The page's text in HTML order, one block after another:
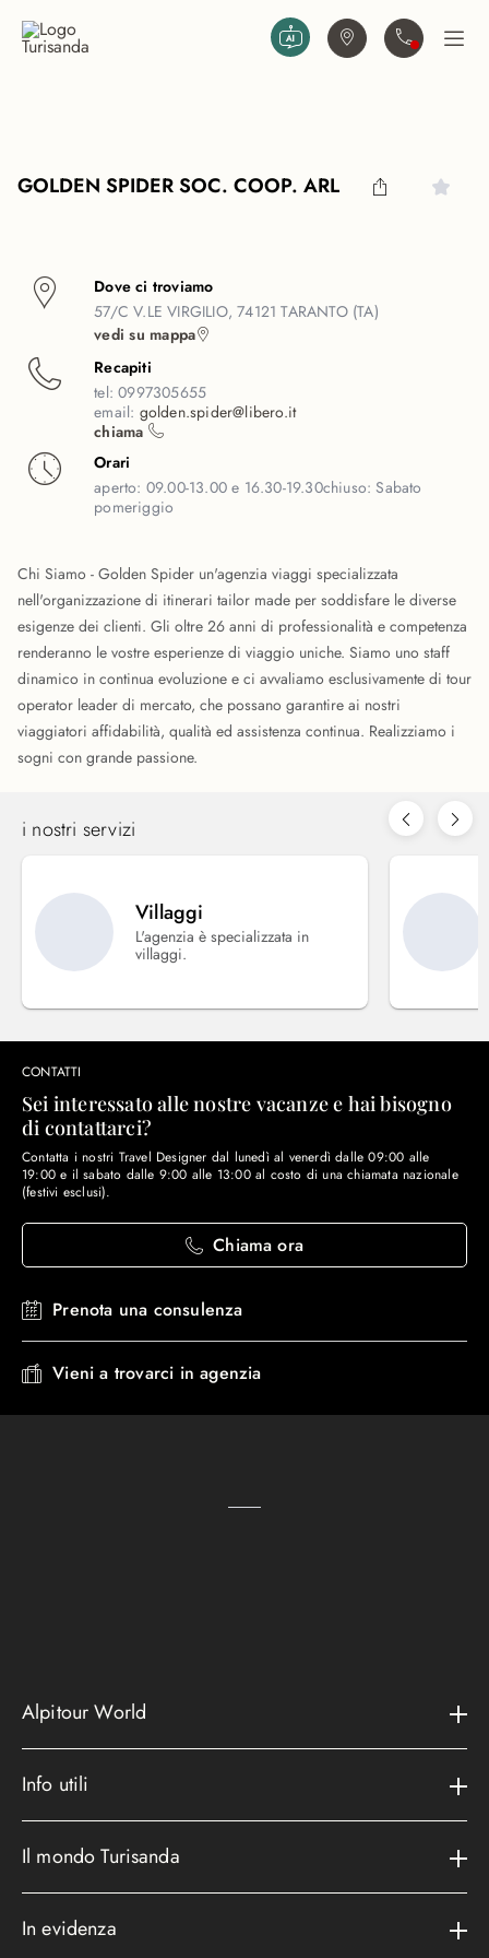
Trova agenziaContattaciApri
GOLDEN SPIDER SOC. COOP. ARL
Dove ci troviamo
57/C V.LE VIRGILIO, 74121 TARANTO (TA)
vedi su mappa
Recapiti
tel:0997305655
email: golden.spider@libero.it
chiama
Orari
aperto: 09.00-13.00 e 16.30-19.30chiuso:Sabato
pomeriggio
Chi Siamo - Golden Spider un'agenzia viaggi specializzata
nell'organizzazione di itinerari tailor made per soddisfare le diverse
esigenze dei clienti. Gli oltre 26 anni di professionalità e competenza
renderanno le vostre esperienze di viaggio uniche. Siamo uno staff
dinamico in continua evoluzione e ci avvaliamo esclusivamente di tour
operator leader di mercato, che possano garantire ai nostri
viaggiatori affidabilità, qualità ed assistenza continua. Realizziamo i
sogni con grande passione.
i nostri servizi
Villaggi
L'agenzia è specializzata in
villaggi.
CONTATTI
Sei interessato alle nostre vacanze e hai bisogno
di contattarci?
Contatta i nostri Travel Designer dal lunedì al venerdì dalle 09:00 alle
19:00 e il sabato dalle 9:00 alle 13:00 al costo di una chiamata nazionale
(festivi esclusi).
Chiama ora
Prenota una consulenza
Vieni a trovarci in agenzia
Alpitour World
AWARD
Area riservata
Convenzioni
Info utili
Metodi di pagamento
Il mondo Turisanda
In evidenza